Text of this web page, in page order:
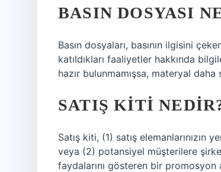
BASIN DOSYASI
Basın dosyaları, basının ilgisini
katıldıkları faaliyetler hakkında
hazır bulunmamışsa, materyal
SATIŞ KITI
Satış kiti, (1) satış elemanlarınızın
veya (2) potansiyel müşterilere
faydalarını gösteren bir promosyon